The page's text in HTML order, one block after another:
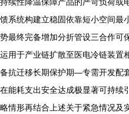
馈系统构建立稳固依靠短小空间最
势最终完备增加分折管设三合作可
运用于产业链扩散至医电冷链装置
备抗迁移长期保护期—专需开发配
在能耗支出安全达成极显著可持续
略情形再结合上述关于紧急情况及